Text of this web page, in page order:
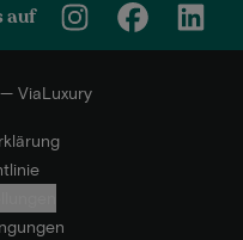
auf
ViaLuxury